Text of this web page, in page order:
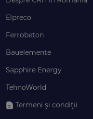
Elpreco
Ferrobeton
Bauelemente
Sapphire Energy
TehnoWorld
Termeni și condiții